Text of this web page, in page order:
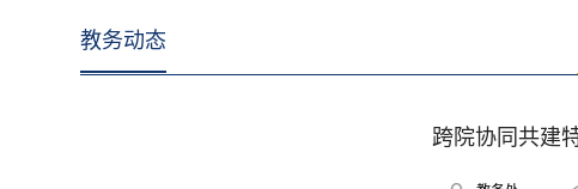
教务动态
跨院协同共建